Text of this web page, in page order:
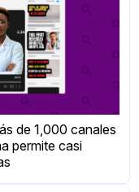
de 1,000 canales
permite casi